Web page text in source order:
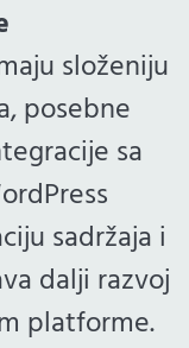
složeniju
posebne
sa
sadržaja i
dalji razvoj
platforme.